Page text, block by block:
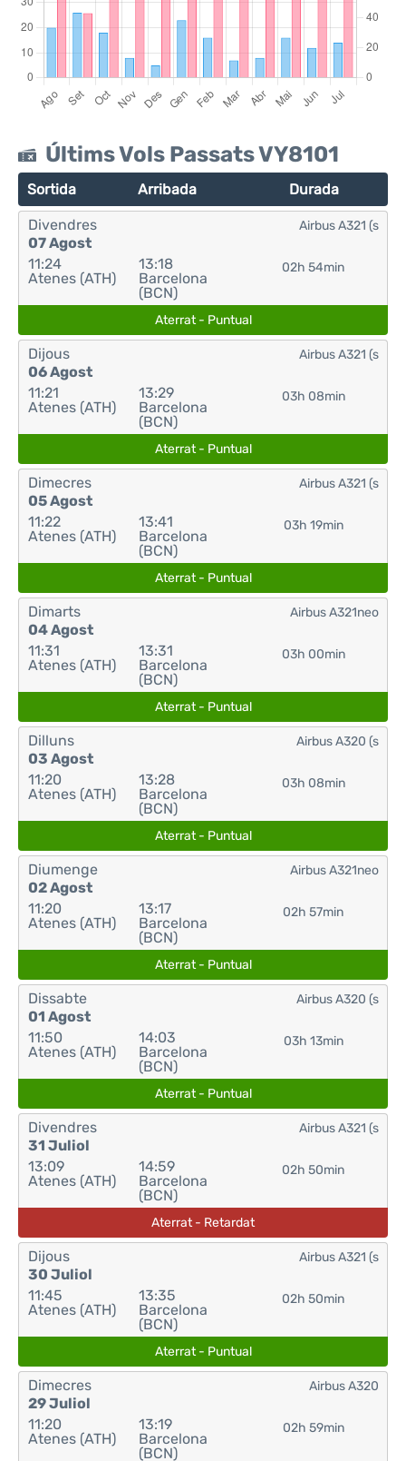
Últims Vols Passats VY8101
Sortida Arribada Durada
Divendres
07 Agost
11:24
Atenes (ATH)
13:18
Barcelona
(BCN)
02h 54min
Airbus A321 (s
Aterrat - Puntual
Dijous
06 Agost
11:21
Atenes (ATH)
13:29
Barcelona
(BCN)
03h 08min
Airbus A321 (s
Aterrat - Puntual
Dimecres
05 Agost
11:22
Atenes (ATH)
13:41
Barcelona
(BCN)
03h 19min
Airbus A321 (s
Aterrat - Puntual
Dimarts
04 Agost
11:31
Atenes (ATH)
13:31
Barcelona
(BCN)
03h 00min
Airbus A321neo
Aterrat - Puntual
Dilluns
03 Agost
11:20
Atenes (ATH)
13:28
Barcelona
(BCN)
03h 08min
Airbus A320 (s
Aterrat - Puntual
Diumenge
02 Agost
11:20
Atenes (ATH)
13:17
Barcelona
(BCN)
02h 57min
Airbus A321neo
Aterrat - Puntual
Dissabte
01 Agost
11:50
Atenes (ATH)
14:03
Barcelona
(BCN)
03h 13min
Airbus A320 (s
Aterrat - Puntual
Divendres
31 Juliol
13:09
Atenes (ATH)
14:59
Barcelona
(BCN)
02h 50min
Airbus A321 (s
Aterrat - Retardat
Dijous
30 Juliol
11:45
Atenes (ATH)
13:35
Barcelona
(BCN)
02h 50min
Airbus A321 (s
Aterrat - Puntual
Dimecres
29 Juliol
11:20
Atenes (ATH)
13:19
Barcelona
(BCN)
02h 59min
Airbus A320